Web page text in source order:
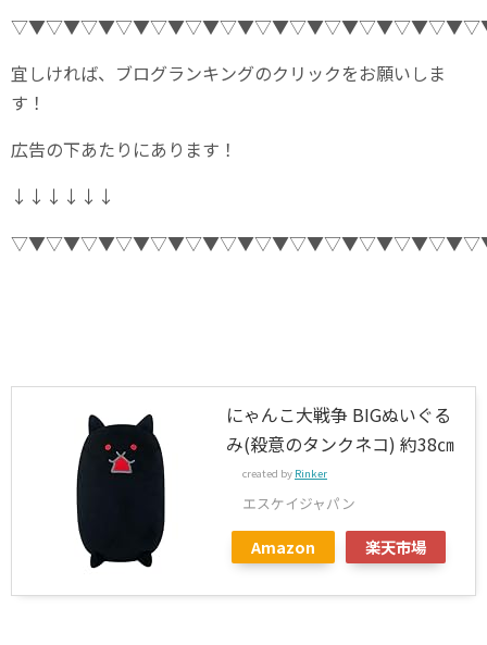
宜しければ、ブログランキングのクリックをお願いしま
す！
広告の下あたりにあります！
↓↓↓↓↓↓
にゃんこ大戦争 BIGぬいぐる
み(殺意のタンクネコ) 約38㎝
created by Rinker
エスケイジャパン
Amazon 楽天市場